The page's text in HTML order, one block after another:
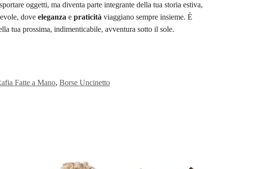
oggetti, ma diventa parte integrante della tua storia estiva,
dove eleganza e praticità viaggiano sempre insieme. È
tua prossima, indimenticabile, avventura sotto il sole.
Fatte a Mano, Borse Uncinetto